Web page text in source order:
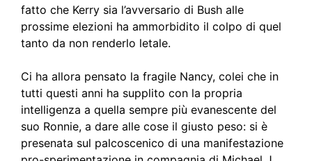
fatto che Kerry sia l’avversario di Bush alle
prossime elezioni ha ammorbidito il colpo di quel
tanto da non renderlo letale.
Ci ha allora pensato la fragile Nancy, colei che in
tutti questi anni ha supplito con la propria
intelligenza a quella sempre più evanescente del
suo Ronnie, a dare alle cose il giusto peso: si è
presenata sul palcoscenico di una manifestazione